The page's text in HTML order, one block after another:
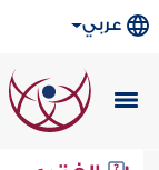
عربي